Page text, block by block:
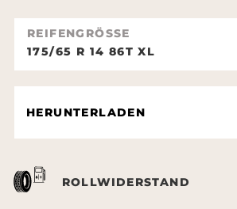
REIFENGRÖSSE
175/65 R 14 86T XL
HERUNTERLADEN
ROLLWIDERSTAND